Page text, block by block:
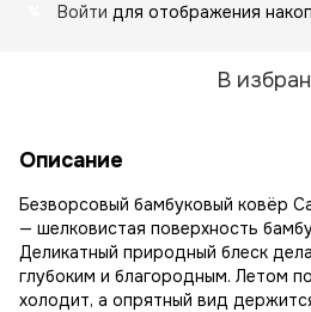
Войти для отображения
В
Описание
Безворсовый бамбуковый ковёр
— шелковистая поверхность
Деликатный природный блеск
глубоким и благородным. Летом
холодит, а опрятный вид